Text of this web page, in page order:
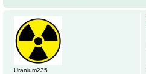
Uranium235